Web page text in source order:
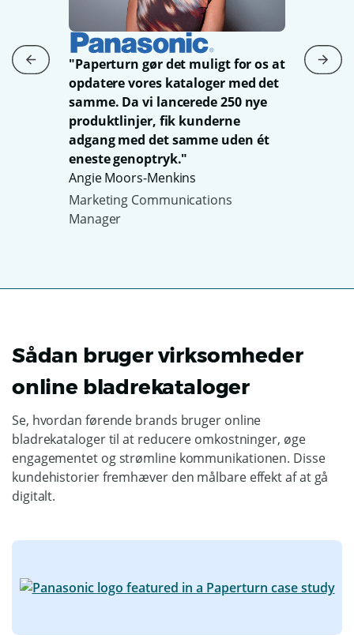
"Paperturn gør det muligt for os at
opdatere vores kataloger med det
samme. Da vi lancerede 250 nye
produktlinjer, fik kunderne
adgang med det samme uden ét
eneste genoptryk."
Angie Moors-Menkins
Marketing Communications
Manager
Sådan bruger virksomheder
online bladrekataloger
Se, hvordan førende brands bruger online
bladrekataloger til at reducere omkostninger, øge
engagementet og strømline kommunikationen. Disse
kundehistorier fremhæver den målbare effekt af at gå
digitalt.